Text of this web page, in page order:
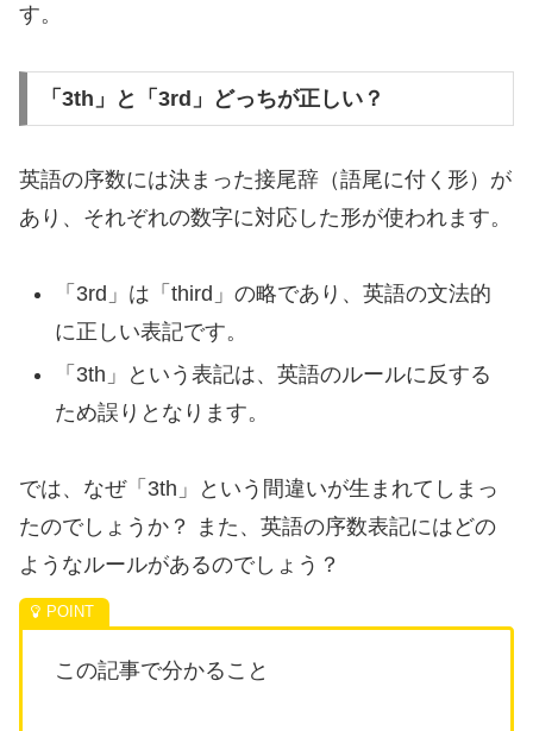
す。
「3th」と「3rd」どっちが正しい？
英語の序数には決まった接尾辞（語尾に付く形）が
あり、それぞれの数字に対応した形が使われます。
「3rd」は「third」の略であり、英語の文法的
に正しい表記です。
「3th」という表記は、英語のルールに反する
ため誤りとなります。
では、なぜ「3th」という間違いが生まれてしまっ
たのでしょうか？ また、英語の序数表記にはどの
ようなルールがあるのでしょう？
この記事で分かること